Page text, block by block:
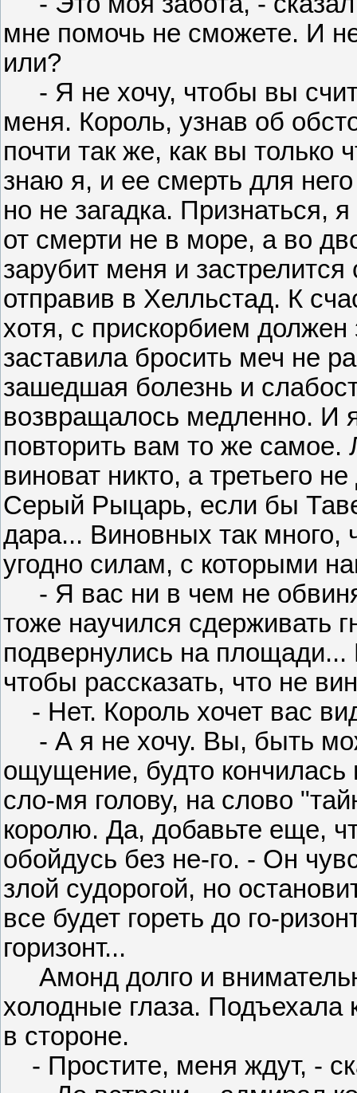
мне помочь не сможете. И
или?
- Я не хочу, чтобы вы
меня. Король, узнав об
почти так же, как вы только
знаю я, и ее смерть для
но не загадка. Признаться,
от смерти не в море, а во
зарубит меня и
отправив в Хелльстад. К
хотя, с прискорбием должен
заставила бросить меч не
зашедшая болезнь и
возвращалось медленно. И
повторить вам то же
виноват никто, а третьего
Серый Рыцарь, если бы
дара... Виновных так много,
угодно силам, с которыми
- Я вас ни в чем не
тоже научился сдерживать
подвернулись на
чтобы рассказать, что не
- Нет. Король хочет вас
- А я не хочу. Вы, быть
ощущение, будто
сло-мя голову, на слово
королю. Да, добавьте еще,
обойдусь без не-го. - Он
злой судорогой, но
все будет гореть до го-
горизонт...
Амонд долго и
холодные глаза. Подъехала
в стороне.
- Простите, меня ждут, -